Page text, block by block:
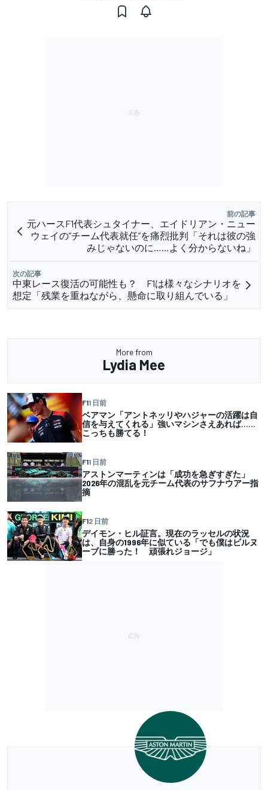
前の記事
元ハースF1代表シュタイナー、エイドリアン・ニュー
ウェイの”チーム代表就任”を痛烈批判「それは彼の強
みじゃないのに……よく分からないね」
次の記事
中東レース復活の可能性も？ F1は様々なシナリオを
想定「残業を重ねながら、懸命に取り組んでいる」
More from
Lydia Mee
F11 日前
ベアマン「アントネッリやハジャーの活躍は自
信を与えてくれる」強いマシンさえあれば……
こっちも勝てる！
F11 日前
アストンマーティンは「成功を急ぎすぎた」
2026年の混乱を元チーム代表のサフナウアー指
摘
F12 日前
デイモン・ヒル証言。現在のラッセルの状況
は、自身の1996年に似ている「でも僕はビルヌ
ーブに勝った！ 頑張れジョージ」